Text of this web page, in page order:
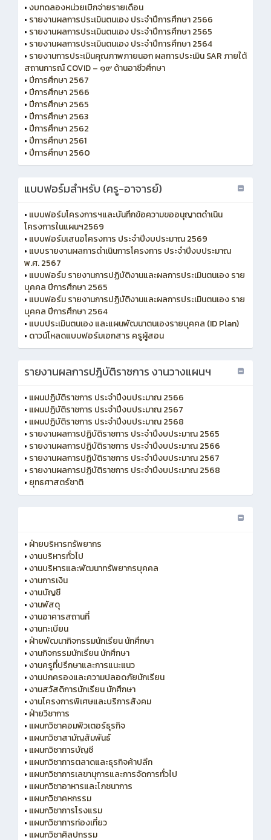
•งบทดลองหน่วยเบิกจ่ายรายเดือน
• รายงานผลการประเมินตนเอง ประจำปีการศึกษา 2566
• รายงานผลการประเมินตนเอง ประจำปีการศึกษา 2565
• รายงานผลการประเมินตนเอง ประจำปีการศึกษา 2564
• รายงานการประเมินคุณภาพภายนอก ผลการประเมิน SAR ภายใต้
สถานการณ์ COVID – ๑๙ ด้านอาชีวศึกษา
• ปีการศึกษา 2567
• ปีการศึกษา 2566
• ปีการศึกษา 2565
• ปีการศึกษา 2563
• ปีการศึกษา 2562
• ปีการศึกษา 2561
• ปีการศึกษา 2560
แบบฟอร์มสำหรับ (ครู-อาจารย์)
• แบบฟอร์มโครงการฯและบันทึกข้อความขออนุญาตดำเนิน
โครงการในแผนฯ2569
• แบบฟอร์มเสนอโครงการ ประจำปีงบประมาณ 2569
• แบบรายงานผลการดำเนินการโครงการ ประจำปีงบประมาณ
พ.ศ. 2567
• แบบฟอร์ม รายงานการปฏิบัติงานและผลการประเมินตนเอง ราย
บุคคล ปีการศึกษา 2565
• แบบฟอร์ม รายงานการปฏิบัติงานและผลการประเมินตนเอง ราย
บุคคล ปีการศึกษา 2564
• แบบประเมินตนเอง และแผนพัฒนาตนเองรายบุคคล (ID Plan)
• ดาวน์โหลดแบบฟอร์มเอกสาร ครูผู้สอน
รายงานผลการปฎิบัติราชการ งานวางแผนฯ
• แผนปฏิบัติราชการ ประจำปีงบประมาณ 2566
• แผนปฏิบัติราชการ ประจำปีงบประมาณ 2567
• แผนปฏิบัติราชการ ประจำปีงบประมาณ 2568
• รายงานผลการปฏิบัติราชการ ประจำปีงบประมาณ 2565
• รายงานผลการปฏิบัติราชการ ประจำปีงบประมาณ 2566
• รายงานผลการปฏิบัติราชการ ประจำปีงบประมาณ 2567
• รายงานผลการปฏิบัติราชการ ประจำปีงบประมาณ 2568
• ยุทธศาสตร์ชาติ
• ฝ่ายบริหารทรัพยากร
•งานบริหารทั่วไป
•งานบริหารและพัฒนาทรัพยากรบุคคล
•งานการเงิน
•งานบัญชี
•งานพัสดุ
•งานอาคารสถานที่
•งานทะเบียน
• ฝ่ายพัฒนากิจกรรมนักเรียน นักศึกษา
•งานกิจกรรมนักเรียน นักศึกษา
•งานครูที่ปรึกษาและการแนะแนว
•งานปกครองและความปลอดภัยนักเรียน
•งานสวัสดิการนักเรียน นักศึกษา
•งานโครงการพิเศษและบริการสังคม
• ฝ่ายวิชาการ
• แผนกวิชาคอมพิวเตอร์ธุรกิจ
• แผนกวิชาสามัญสัมพันธ์
• แผนกวิชาการบัญชี
• แผนกวิชาการตลาดและธุรกิจค้าปลีก
• แผนกวิชาการเลขานุการและการจัดการทั่วไป
• แผนกวิชาอาหารและโภชนาการ
• แผนกวิชาคหกรรม
• แผนกวิชาการโรงแรม
• แผนกวิชาการท่องเที่ยว
• แผนกวิชาศิลปกรรม